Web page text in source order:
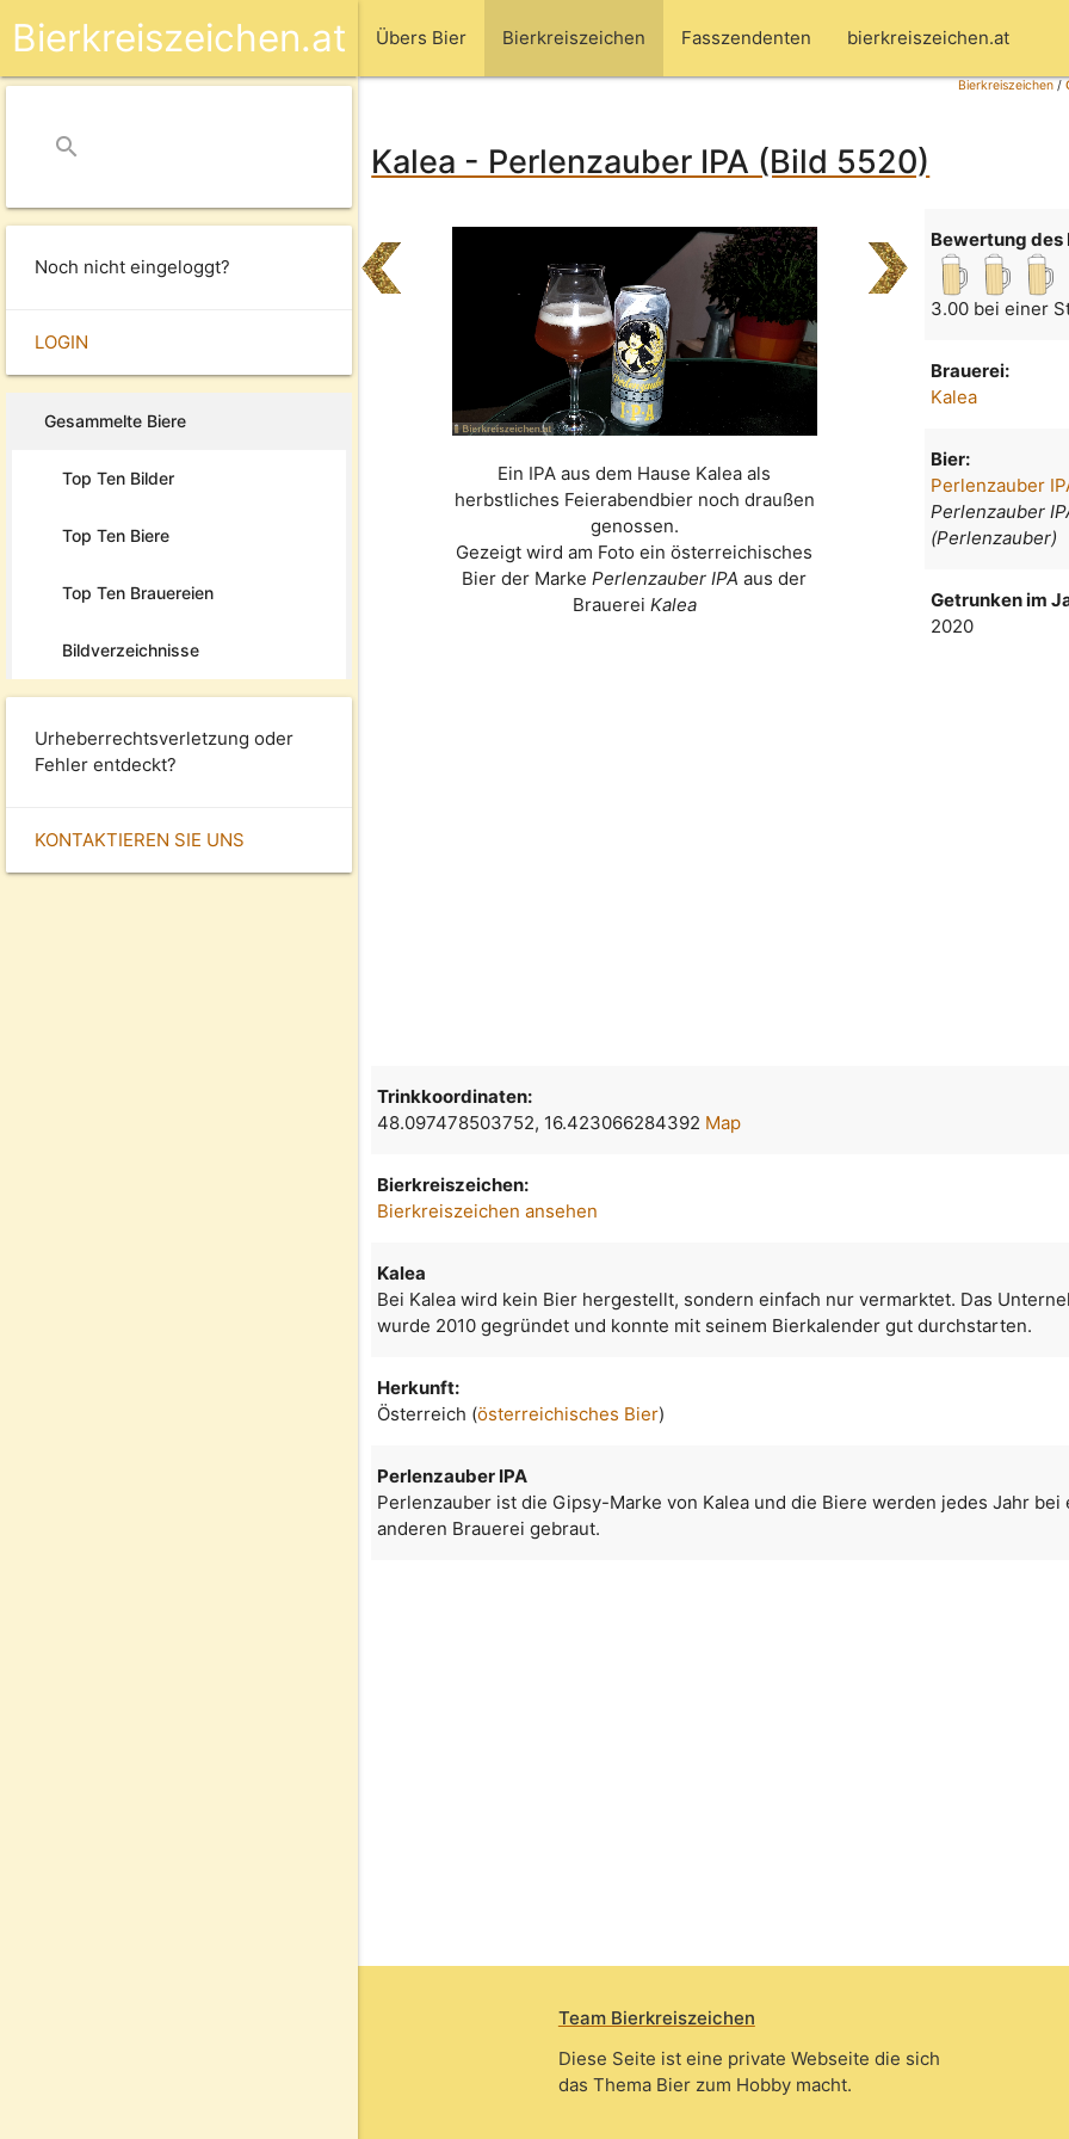
Übers Bier Bierkreiszeichen Fasszendenten bierkreiszeichen.at
Bierkreiszeichen.at
search
Noch nicht eingeloggt?
LOGIN
Gesammelte Biere
Top Ten Bilder
Top Ten Biere
Top Ten Brauereien
Bildverzeichnisse
Urheberrechtsverletzung oder
Fehler entdeckt?
KONTAKTIEREN SIE UNS
Bierkreiszeichen/
Kalea - Perlenzauber IPA (Bild 5520)
Ein IPA aus dem Hause Kalea als
herbstliches Feierabendbier noch draußen
genossen.
Gezeigt wird am Foto ein österreichisches
Bier der MarkePerlenzauber IPA aus der
Brauerei Kalea
Bewertung des
3.00 bei einer
Brauerei:
Kalea
Bier:
Perlenzauber
Perlenzauber
(Perlenzauber)
Getrunken im
2020
Trinkkoordinaten:
48.097478503752, 16.423066284392 Map
Bierkreiszeichen:
Bierkreiszeichen ansehen
Kalea
Bei Kalea wird kein Bier hergestellt, sondern einfach nur vermarktet. Das
wurde 2010 gegründet und konnte mit seinem Bierkalender gut durchstarten.
Herkunft:
Österreich (österreichisches Bier)
Perlenzauber IPA
Perlenzauber ist die Gipsy-Marke von Kalea und die Biere werden jedes Jahr bei
anderen Brauerei gebraut.
Team Bierkreiszeichen
Diese Seite ist eine private Webseite die sich
das Thema Bier zum Hobby macht.